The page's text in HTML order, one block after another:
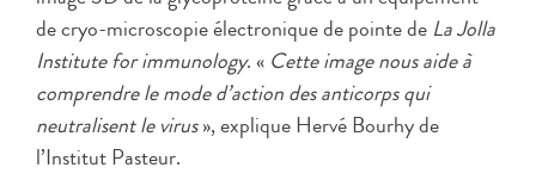
de cryo-microscopie électronique de pointe de La Jolla
Institute for immunology. « Cette image nous aide à
comprendre le mode d’action des anticorps qui
neutralisent le virus», explique Hervé Bourhy de
l’Institut Pasteur.